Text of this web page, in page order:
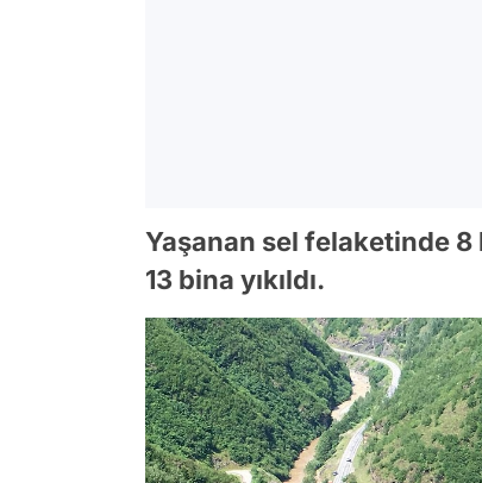
Yaşanan sel felaketinde 8
13 bina yıkıldı.